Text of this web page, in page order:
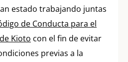
estado trabajando juntas
de Conducta para el
Kioto con el fin de evitar
previas a la